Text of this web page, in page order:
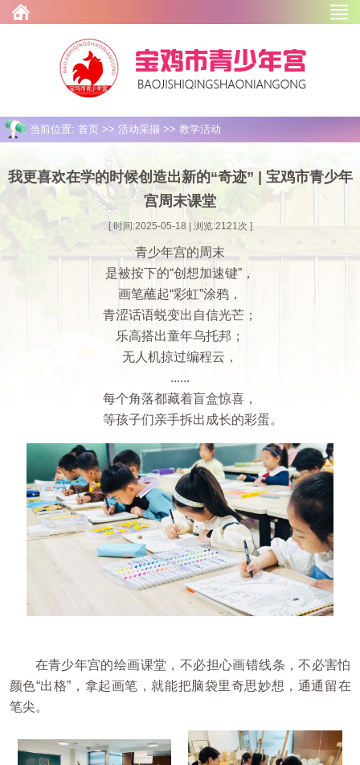
当前位置: 首页 >> 活动采撷 >> 教学活动
我更喜欢在学的时候创造出新的“奇迹” | 宝鸡市青少年
宫周末课堂
[ 时间:2025-05-18 | 浏览:2121次 ]
青少年宫的周末
是被按下的“创想加速键”，
画笔蘸起“彩虹”涂鸦，
青涩话语蜕变出自信光芒；
乐高搭出童年乌托邦；
无人机掠过编程云，
......
每个角落都藏着盲盒惊喜，
等孩子们亲手拆出成长的彩蛋。
在青少年宫的绘画课堂，不必担心画错线条，不必害怕
颜色“出格”，拿起画笔，就能把脑袋里奇思妙想，通通留在
笔尖。